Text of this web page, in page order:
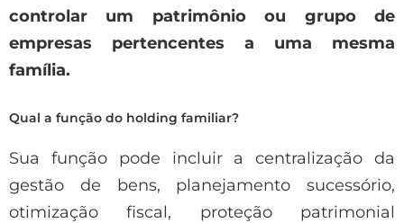
controlar um patrimônio ou grupo de
empresas pertencentes a uma mesma
família.
Qual a função do holding familiar?
Sua função pode incluir a centralização da
gestão de bens, planejamento sucessório,
otimização fiscal, proteção patrimonial